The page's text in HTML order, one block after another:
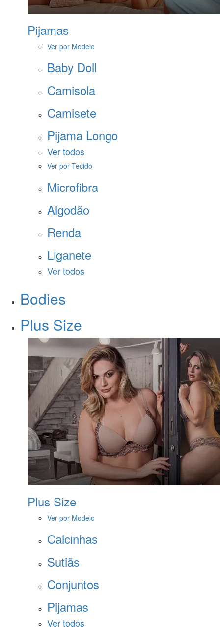
Pijamas
Ver por Modelo
Baby Doll
Camisola
Camisete
Pijama Longo
Ver todos
Ver por Tecido
Microfibra
Algodão
Renda
Liganete
Ver todos
Bodies
Plus Size
Plus Size
Ver por Modelo
Calcinhas
Sutiãs
Conjuntos
Pijamas
Ver todos